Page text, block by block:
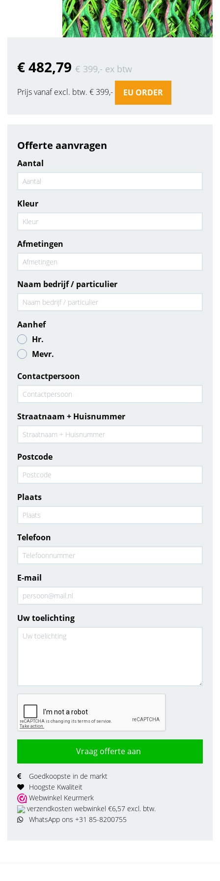
€ 482,79 € 399,- ex btw
Prijs vanaf excl. btw. € 399,- EU ORDER
Offerte aanvragen
Aantal
Kleur
Afmetingen
Naam bedrijf / particulier
Aanhef
Hr.
Mevr.
Contactpersoon
Straatnaam + Huisnummer
Postcode
Plaats
Telefoon
E-mail
Uw toelichting
Vraag offerte aan
Goedkoopste in de markt
Hoogste Kwaliteit
Webwinkel Keurmerk
verzendkosten webwinkel €6,57 excl. btw.
WhatsApp ons +31 85-8200755